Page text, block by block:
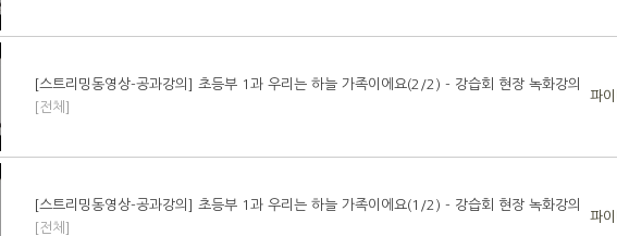
[스트리밍동영상-공과강의] 초등부 1과 우리는 하늘 가족이에요(2/2) - 강습회 현장 녹화강의
[전체]
파
[스트리밍동영상-공과강의] 초등부 1과 우리는 하늘 가족이에요(1/2) - 강습회 현장 녹화강의
[전체]
파